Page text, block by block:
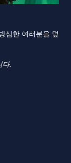
심한 여러분을 덮
.